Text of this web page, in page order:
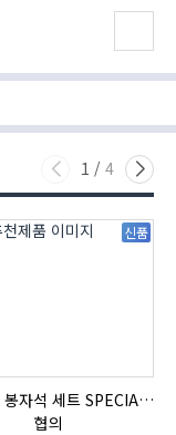
1 / 4
신품
써니터리 봉자석 세트 SPECIAL , 봉자석 , 자석봉 , 호퍼용자석 , 전자석
협의